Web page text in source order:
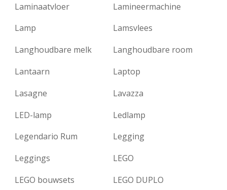
Laminaatvloer
Lamineermachine
Lamp
Lamsvlees
Langhoudbare melk
Langhoudbare room
Lantaarn
Laptop
Lasagne
Lavazza
LED-lamp
Ledlamp
Legendario Rum
Legging
Leggings
LEGO
LEGO bouwsets
LEGO DUPLO